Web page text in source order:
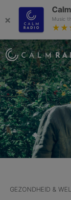
× Music
GEZONDHEID &